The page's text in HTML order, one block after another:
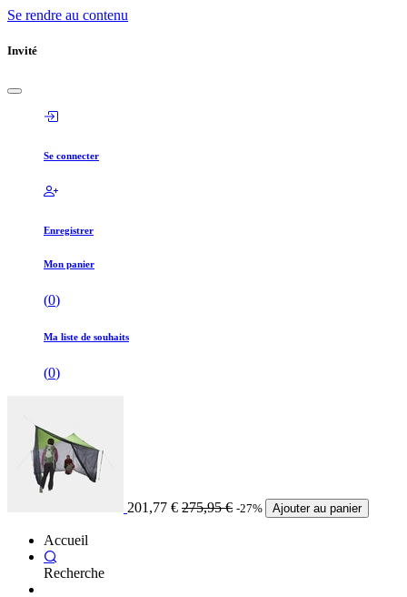
Se rendre au contenu
Invité
Se connecter
Enregistrer
Mon panier
(0)
Ma liste de souhaits
(0)
201,77 € 275,95€ -27% Ajouter au panier
Accueil
Recherche